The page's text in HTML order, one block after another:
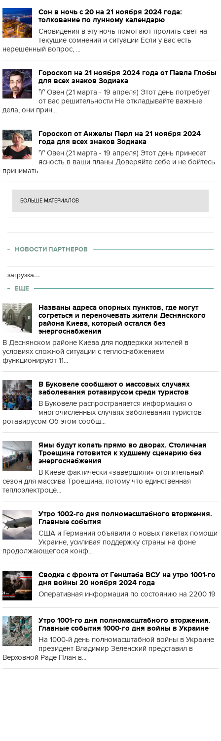
Сон в ночь с 20 на 21 ноября 2024 года:
толкование по лунному календарю
Сновидения в эту ночь помогают пролить свет на
текущие сомнения и ситуации Если у вас есть
нерешённый вопрос, ...
Гороскоп на 21 ноября 2024 года от Павла Глобы
для всех знаков Зодиака
♈️ Овен (21 марта - 19 апреля) Этот день потребует
от вас решительности Не откладывайте важные
дела, они прин...
Гороскоп от Анжелы Перл на 21 ноября 2024
года для всех знаков Зодиака
♈️ Овен (21 марта - 19 апреля) Этот день принесет
ясность в ваши планы Доверяйте себе и не бойтесь
принимать ...
БОЛЬШЕ МАТЕРИАЛОВ
НОВОСТИ ПАРТНЕРОВ
загрузка...
ЕЩЕ
Названы адреса опорных пунктов, где могут
согреться и переночевать жители Деснянского
района Киева, который остался без
энергоснабжения
В Деснянском районе Киева для поддержки жителей в
условиях сложной ситуации с теплоснабжением
функционируют 11...
В Буковеле сообщают о массовых случаях
заболевания ротавирусом среди туристов
В Буковеле распространяется информация о
многочисленных случаях заболевания туристов
ротавирусом Об этом сообщ...
Ямы будут копать прямо во дворах. Столичная
Троещина готовится к худшему сценарию без
энергоснабжения
В Киеве фактически «завершили» отопительный
сезон для массива Троещина, потому что единственная
теплоэлектроце...
Утро 1002-го дня полномасштабного вторжения.
Главные события
США и Германия объявили о новых пакетах помощи
Украине, усиливая поддержку страны на фоне
продолжающегося конф...
Сводка с фронта от Генштаба ВСУ на утро 1001-го
дня войны 20 ноября 2024 года
Оперативная информация по состоянию на 2200 19
Утро 1001-го дня полномасштабного вторжения.
Главные события 1000-го дня войны в Украине
На 1000-й день полномасштабной войны в Украине
президент Владимир Зеленский представил в
Верховной Раде План в...